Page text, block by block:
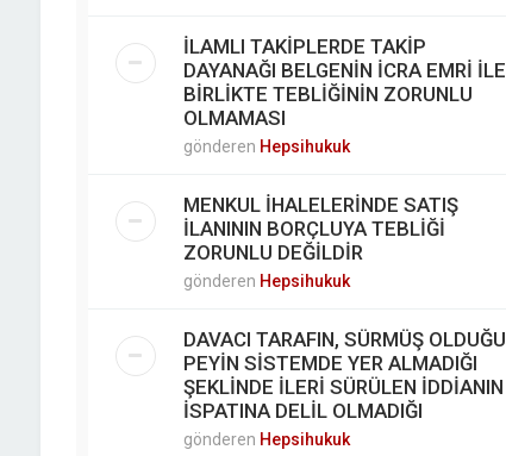
İLAMLI TAKİPLERDE TAKİP
DAYANAĞI BELGENİN İCRA EMRİ İLE
BİRLİKTE TEBLİĞİNİN ZORUNLU
OLMAMASI
gönderen Hepsihukuk
MENKUL İHALELERİNDE SATIŞ
İLANININ BORÇLUYA TEBLİĞİ
ZORUNLU DEĞİLDİR
gönderen Hepsihukuk
DAVACI TARAFIN, SÜRMÜŞ OLDUĞU
PEYİN SİSTEMDE YER ALMADIĞI
ŞEKLİNDE İLERİ SÜRÜLEN İDDİANIN
İSPATINA DELİL OLMADIĞI
gönderen Hepsihukuk